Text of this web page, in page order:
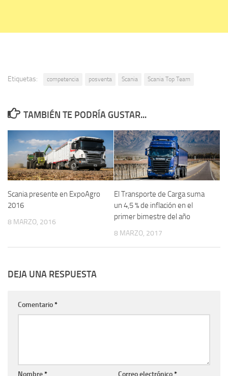
Etiquetas: competencia posventa Scania Scania Top Team
TAMBIÉN TE PODRÍA GUSTAR...
Scania presente en ExpoAgro
2016
8 MARZO, 2016
El Transporte de Carga suma
un 4,5 % de inflación en el
primer bimestre del año
8 MARZO, 2017
DEJA UNA RESPUESTA
Comentario*